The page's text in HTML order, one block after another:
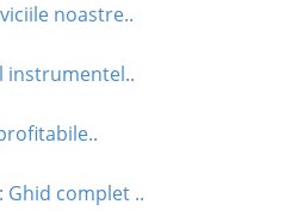
noastre..
instrumentel..
complet ..